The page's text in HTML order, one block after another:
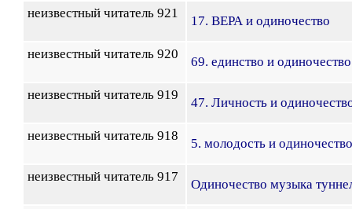
неизвестный читатель 921
17. ВЕРА и одиночество
неизвестный читатель 920
69. единство и одиночество
неизвестный читатель 919
47. Личность и
неизвестный читатель 918
5. молодость и одиночество
неизвестный читатель 917
Одиночество музыка